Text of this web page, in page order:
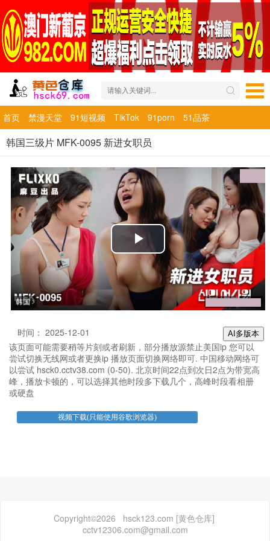
首页 禁漫天堂 91短视频 TikTok 91porn 51品茶
韩国三级片 MFK-0095 新进女职员
AI多版本
时间： 2025-12-01
该页面可能需要稍等片刻或者刷新，部分播放源禁止美国ip 您可以
尝试切换无线网或者更换ip 播放页面切换网络即可. 中国移动网络可
以尝试 hsck0.cctv38.com (0-50). 北京时间22点到次日2点为带宽高
峰，播放卡顿的，可以选择其他时段多下载几个，高峰时段看相册
或硬盘
Copyright©2026 hsck123.com [黄色仓库]
cctv12306.com@gmail.com